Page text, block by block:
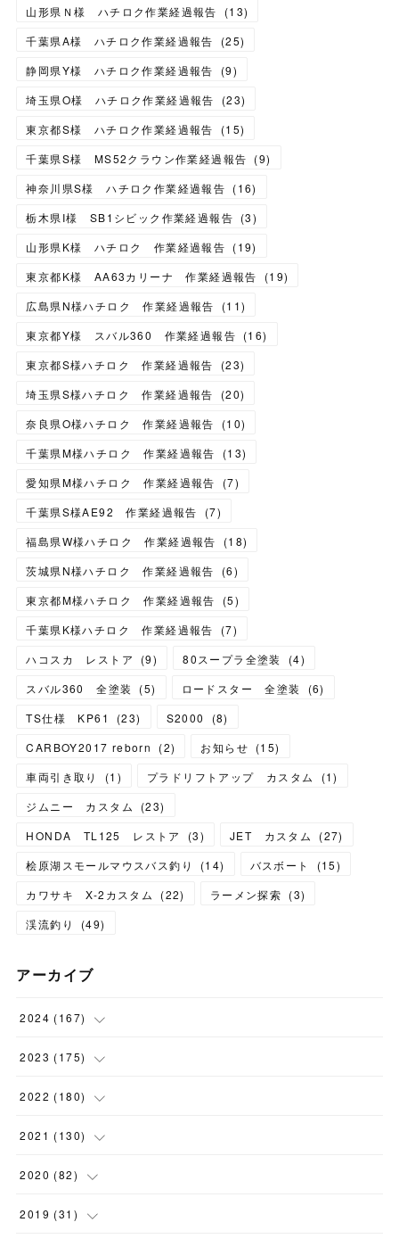
山形県Ｎ様 ハチロク作業経過報告
(13)
千葉県A様 ハチロク作業経過報告
(25)
静岡県Y様 ハチロク作業経過報告
(9)
埼玉県O様 ハチロク作業経過報告
(23)
東京都S様 ハチロク作業経過報告
(15)
千葉県S様 MS52クラウン作業経過報告 (9)
神奈川県S様 ハチロク作業経過報告 (16)
栃木県I様 SB1シビック作業経過報告 (3)
山形県K様 ハチロク 作業経過報告 (19)
東京都K様 AA63カリーナ 作業経過報告
(19)
広島県N様ハチロク 作業経過報告
(11)
東京都Y様 スバル360 作業経過報告 (16)
東京都S様ハチロク 作業経過報告
(23)
埼玉県S様ハチロク 作業経過報告
(20)
奈良県O様ハチロク 作業経過報告
(10)
千葉県M様ハチロク 作業経過報告
(13)
愛知県M様ハチロク 作業経過報告
(7)
千葉県S様AE92 作業経過報告
(7)
福島県W様ハチロク 作業経過報告
(18)
茨城県N様ハチロク 作業経過報告
(6)
東京都M様ハチロク 作業経過報告
(5)
千葉県K様ハチロク 作業経過報告
(7)
ハコスカ レストア
(9) 80スープラ全塗装 (4)
スバル360 全塗装
(5) ロードスター 全塗装 (6)
TS仕様 KP61
(23) S2000 (8)
CARBOY2017 reborn
(2) お知らせ (15)
車両引き取り
(1 ) プラドリフトアップ カスタム (1)
ジムニー カスタム
(23)
HONDA TL125 レストア
(3) JET カスタム (27)
桧原湖スモールマウスバス釣り
(14) バスボート (15)
カワサキ X-2カスタム
(22) ラーメン探索 (3)
渓流釣り
(49)
アーカイブ
2024 (167)
(11)
(24)
(23)
( 23
2023 (175)
(12)
(18)
(16
( 15
2022 (180)
(17)
(15
(23
2021 (130)
(10
(4 )
2020 (82)
(21
2019 (31 )